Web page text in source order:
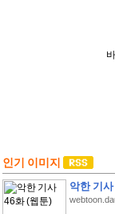
인기 이미지
악한 기